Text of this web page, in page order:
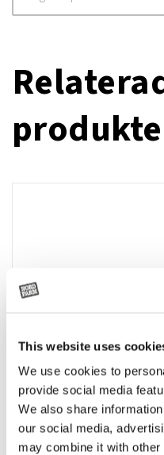
This website uses
We use cookies to
provide social media
We also share
our social media,
may combine it with other
Rotor, komplett med slagor
OR80013456G
(ex. moms)